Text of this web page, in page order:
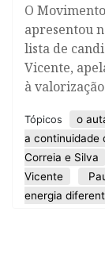
O
apresentou
lista de
Vicente,
à
Tópicos o
a continuidade
Correia e Silva
Vicente
energia